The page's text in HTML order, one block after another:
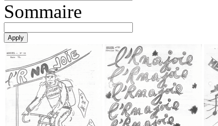
Sommaire